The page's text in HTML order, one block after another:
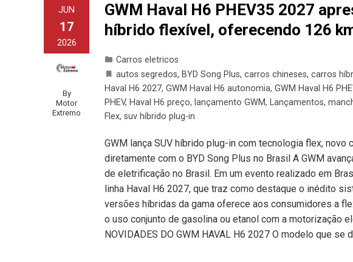
JUN
17
2026
By
Motor
Extremo
GWM Haval H6 PHEV35 2027
híbrido flexível, oferecendo 126
Carros eletricos
autos segredos, BYD Song Plus, carros chineses, carros
Haval H6 2027, GWM Haval H6 autonomia, GWM Haval H6
PHEV, Haval H6 preço, lançamento GWM, Lançamentos,
Flex, suv híbrido plug-in
GWM lança SUV híbrido plug-in com tecnologia flex, novo
diretamente com o BYD Song Plus no Brasil A GWM
de eletrificação no Brasil. Em um evento realizado em
linha Haval H6 2027, que traz como destaque o inédito
versões híbridas da gama oferece aos consumidores a
o uso conjunto de gasolina ou etanol com a motorização
NOVIDADES DO GWM HAVAL H6 2027 O modelo que se